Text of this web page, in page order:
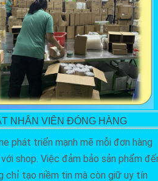
NHÂN VIÊN ĐÓNG HÀNG
phát triển mạnh mẽ mỗi đơn hàng
shop. Việc đảm bảo sản phẩm
chỉ tạo niềm tin mà còn giữ uy tín